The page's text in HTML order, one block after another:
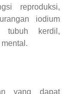
reproduksi,
iodium
tubuh kerdil,
yang dapat